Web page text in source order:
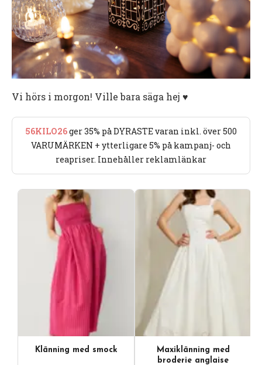
Vi hörs i morgon! Ville bara säga hej ♥️
56KILO26ger 35% på DYRASTE varan inkl. över 500
VARUMÄRKEN + ytterligare 5% på kampanj- och
reapriser. Innehåller reklamlänkar
Klänning med smock
Maxiklänning med
broderie anglaise